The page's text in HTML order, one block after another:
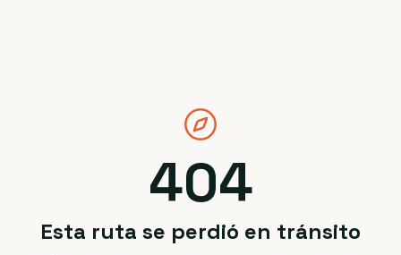
404
Esta ruta se perdió en tránsito